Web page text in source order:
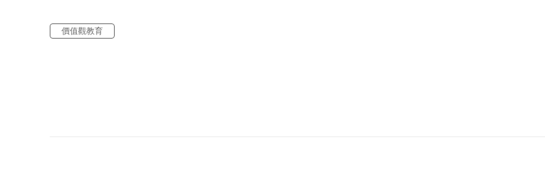
價值觀教育